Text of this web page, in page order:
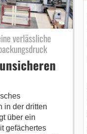
verlässliche
in der dritten
über ein
gefächertes